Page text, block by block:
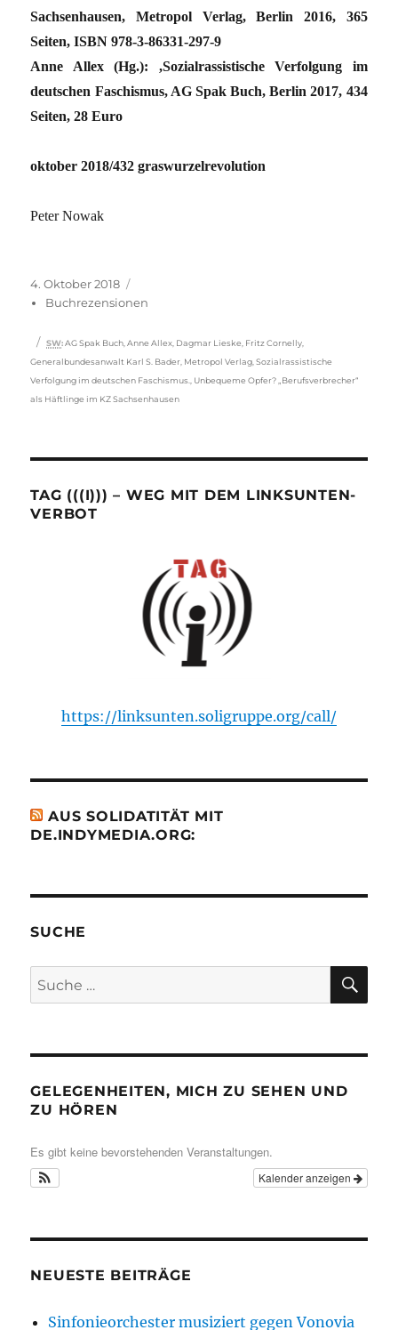
Sachsenhausen, Metropol Verlag, Berlin 2016, 365
Seiten, ISBN 978-3-86331-297-9
Anne Allex (Hg.): ,Sozialrassistische Verfolgung im
deutschen Faschismus, AG Spak Buch, Berlin 2017, 434
Seiten, 28 Euro
oktober 2018/432 graswurzelrevolution
Peter Nowak
Veröffentlicht
am
4. Oktober 2018
Buchrezensionen
Schlagwörter
SW: AG Spak Buch ,Anne Allex Dagmar Lieske Fritz Cornelly
Generalbundesanwalt Karl S. Bader Metropol Verlag ,Sozialrassistische
Verfolgung im deutschen Faschismus.
Unbequeme Opfer? „Berufsverbrecher“
als Häftlinge im KZ Sachsenhausen
TAG (((I))) – WEG MIT DEM LINKSUNTEN-
VERBOT
https://linksunten.soligruppe.org/call/
AUS SOLIDATITÄT MIT
DE.INDYMEDIA.ORG:
SUCHE
Suche
nach:
GELEGENHEITEN, MICH ZU SEHEN UND
ZU HÖREN
Es gibt keine bevorstehenden Veranstaltungen.
Kalender anzeigen
NEUESTE BEITRÄGE
Sinfonieorchester musiziert gegen Vonovia